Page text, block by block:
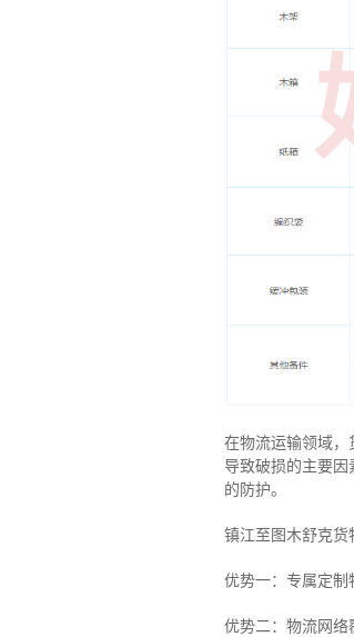
在物流运输领域，
导致破损的主要
的防护。
镇江至图木舒克
优势一：专属定制
优势二：物流网